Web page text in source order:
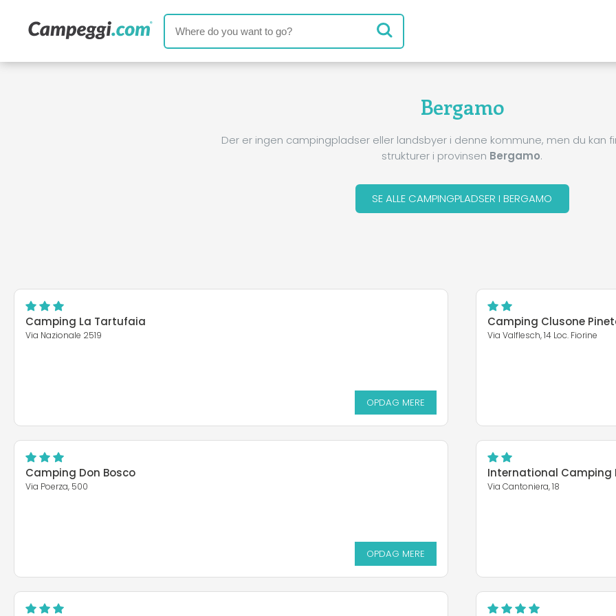
Bergamo
Der er ingen campingpladser eller landsbyer i denne kommune, men du kan
strukturer i provinsen Bergamo.
SE ALLE CAMPINGPLADSER I BERGAMO
Camping La Tartufaia
Via Nazionale 2519
OPDAG MERE
Camping Clusone
Via Valflesch, 14 Loc. Fiorine
Camping Don Bosco
Via Poerza, 500
OPDAG MERE
International Camping
Via Cantoniera, 18